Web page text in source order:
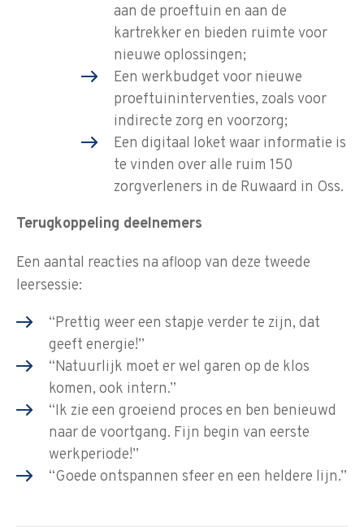
aan de proeftuin en aan de
kartrekker en bieden ruimte voor
nieuwe oplossingen;
Een werkbudget voor nieuwe
proeftuininterventies, zoals voor
indirecte zorg en voorzorg;
Een digitaal loket waar informatie is
te vinden over alle ruim 150
zorgverleners in de Ruwaard in Oss.
Terugkoppeling deelnemers
Een aantal reacties na afloop van deze tweede
leersessie:
“Prettig weer een stapje verder te zijn, dat
geeft energie!”
“Natuurlijk moet er wel garen op de klos
komen, ook intern.”
“Ik zie een groeiend proces en ben benieuwd
naar de voortgang. Fijn begin van eerste
werkperiode!”
“Goede ontspannen sfeer en een heldere lijn.”